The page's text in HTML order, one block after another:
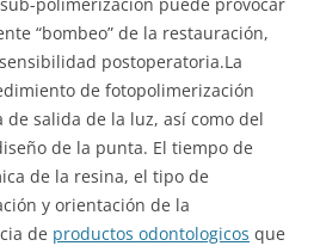
“bombeo” de la restauración,
postoperatoria.La
de fotopolimerización
salida de la luz, así como del
de la punta. El tiempo de
de la resina, el tipo de
y orientación de la
de productos odontologicos que